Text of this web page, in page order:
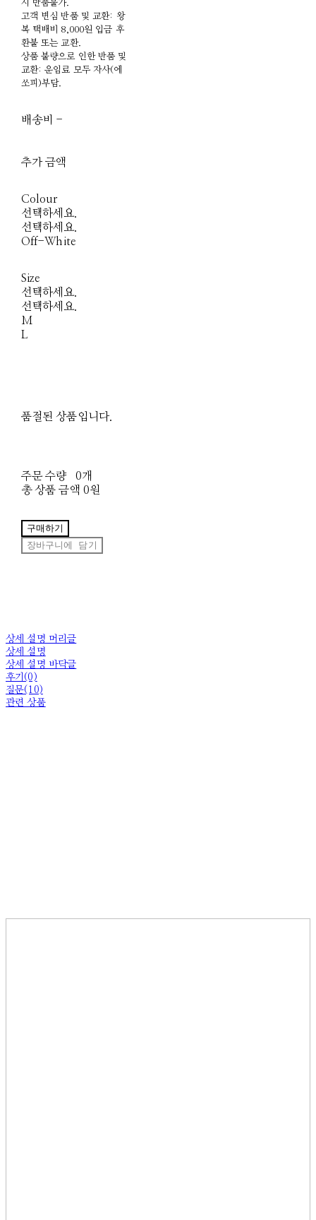
시 반품불가.
고객 변심 반품 및 교환: 왕
복 택배비 8,000원 입금 후
환불 또는 교환.
상품 불량으로 인한 반품 및
교환: 운임료 모두 자사(에
쏘피)부담.
배송비 -
추가 금액
Colour
선택하세요.
선택하세요.
Off-White
Size
선택하세요.
선택하세요.
M
L
품절된 상품입니다.
주문 수량
0개
총 상품 금액 0원
구매하기
장바구니에 담기
상세 설명 머리글
상세 설명
상세 설명 바닥글
후기(0)
질문(10)
관련 상품